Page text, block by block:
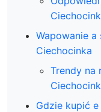
Wapowanie
Ciechocinka
Trendy na
Gdzie kupić